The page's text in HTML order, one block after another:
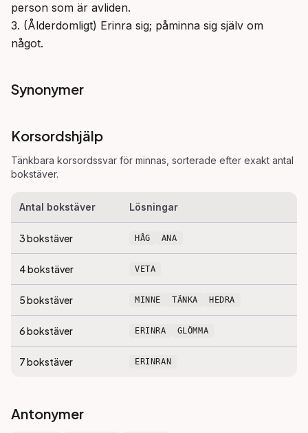
person som är avliden.
3. (Ålderdomligt) Erinra sig; påminna sig själv om
något.
Synonymer
Korsordshjälp
Tänkbara korsordssvar för minnas , sorterade efter exakt antal
bokstäver.
Antal bokstäver Lösningar
3bokstäver HÅG ANA
4bokstäver VETA
5bokstäver MINNE TÄNKA HEDRA
6bokstäver ERINRA GLÖMMA
7bokstäver ERINRAN
Antonymer